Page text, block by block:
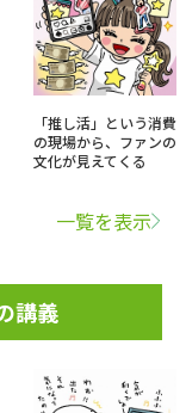
「推し活」という消費
の現場から、ファンの
文化が見えてくる
一覧を表示
講義